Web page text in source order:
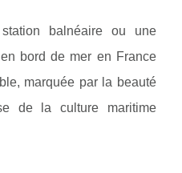
balnéaire ou une
bord de mer en France
marquée par la beauté
de la culture maritime